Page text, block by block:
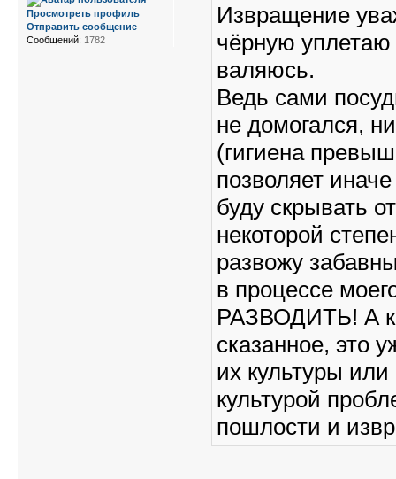
Извращение
чёрную уплетаю
валяюсь.
Ведь сами
не домогался,
(гигиена
позволяет
буду скрывать
некоторой
развожу
в процессе
РАЗВОДИТЬ! А
сказанное, это
их культуры
культурой
пошлости и
Просмотреть профиль
Отправить сообщение
Сообщений: 1782